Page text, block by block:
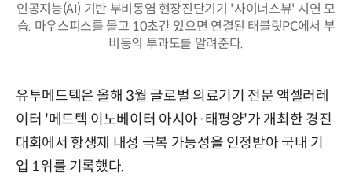
인공지능(AI) 기반 부비동염 현장진단기기 '사이너스뷰' 시연 모
습. 마우스피스를 물고 10초간 있으면 연결된 태블릿PC에서 부
비동의 투과도를 알려준다.
유투메드텍은 올해 3월 글로벌 의료기기 전문 액셀러레
이터 '메드텍 이노베이터 아시아·태평양'가 개최한 경진
대회에서 항생제 내성 극복 가능성을 인정받아 국내 기
업 1위를 기록했다.